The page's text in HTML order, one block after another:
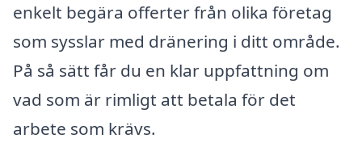
enkelt begära offerter från olika företag
som sysslar med dränering i ditt område.
På så sätt får du en klar uppfattning om
vad som är rimligt att betala för det
arbete som krävs.